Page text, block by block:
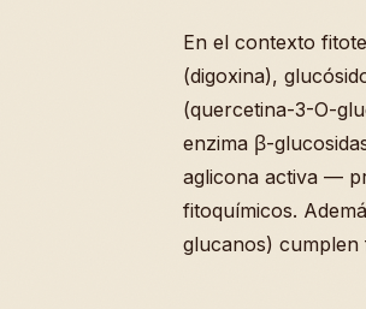
En el contexto
(digoxina),
(quercetina-3-O-
enzima β-
aglicona activa —
fitoquímicos.
glucanos) cumplen